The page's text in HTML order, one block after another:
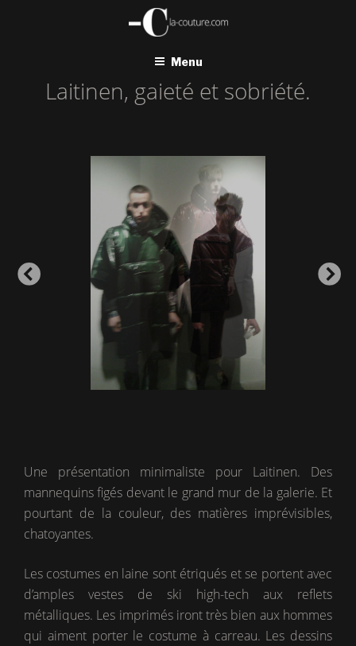
Menu
Laitinen, gaieté et sobriété.
Une présentation minimaliste pour Laitinen. Des
mannequins figés devant le grand mur de la galerie. Et
pourtant de la couleur, des matières imprévisibles,
chatoyantes.
Les costumes en laine sont étriqués et se portent avec
d’amples vestes de ski high-tech aux reflets
métalliques. Les imprimés iront très bien aux hommes
qui aiment porter le costume à carreau. Les dessins